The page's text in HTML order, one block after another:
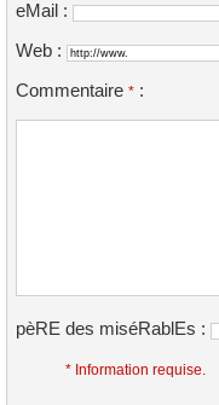
eMail :
Web :
Commentaire * :
pèRE des miséRablEs :
* Information requise.